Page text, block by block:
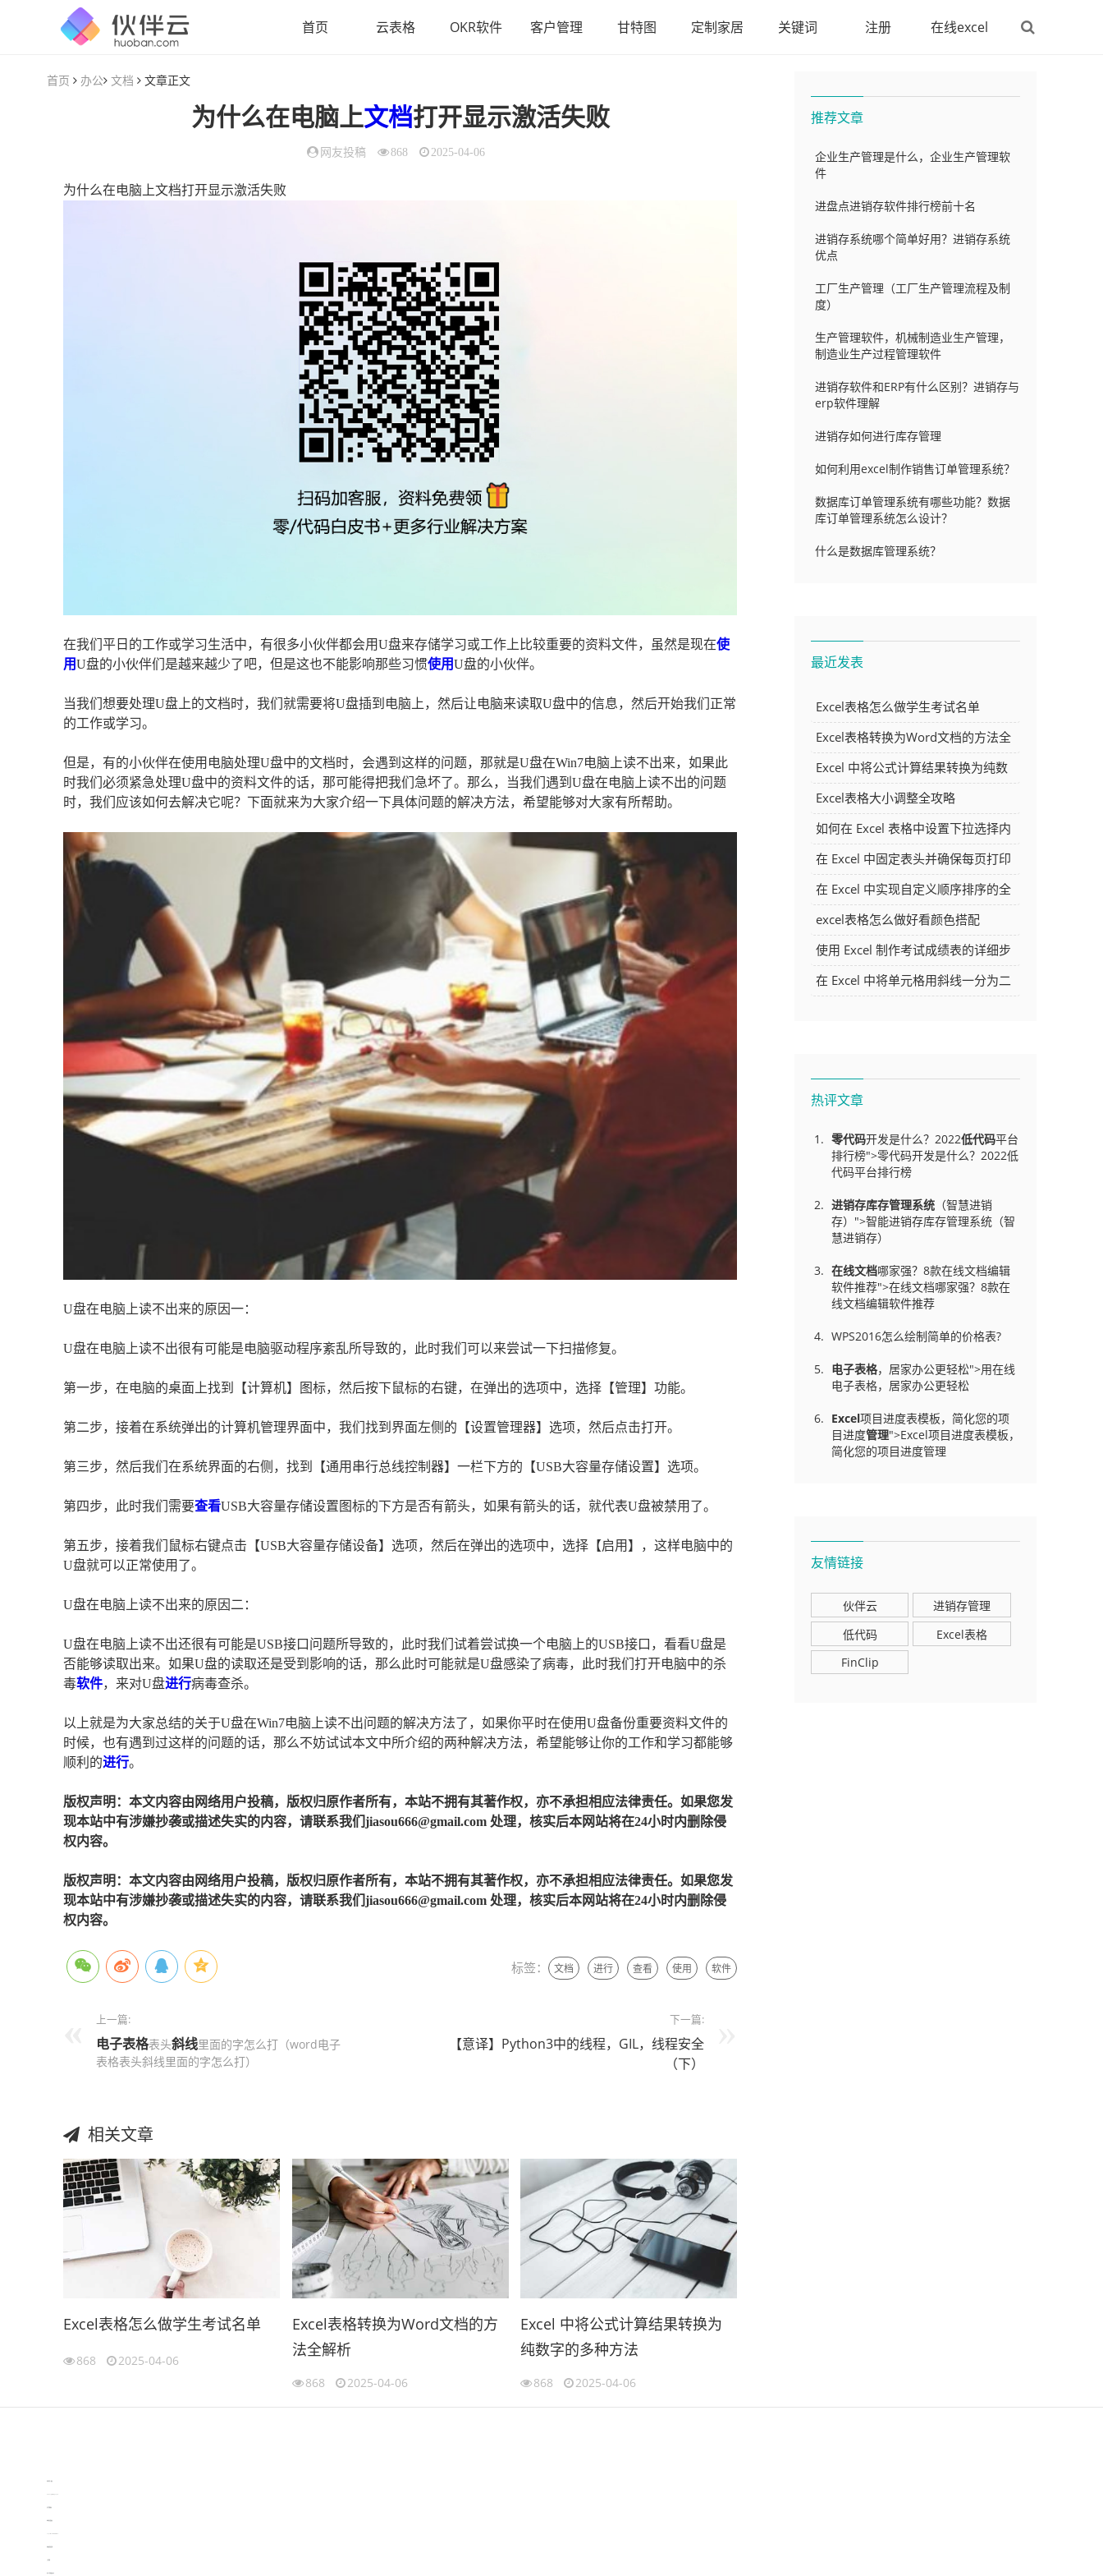
首页 云表格 OKR软件 客户管理 甘特图 定制家居 关键词 注册 在线excel
首页 办公 文档 文章正文
为什么在电脑上文档打开显示激活失败
网友投稿 868 2025-04-06
为什么在电脑上文档打开显示激活失败
在我们平日的工作或学习生活中，有很多小伙伴都会用U盘来存储学习或工作上比较重要的资料文件，虽然是现在使
用U盘的小伙伴们是越来越少了吧，但是这也不能影响那些习惯使用U盘的小伙伴。
当我们想要处理U盘上的文档时，我们就需要将U盘插到电脑上，然后让电脑来读取U盘中的信息，然后开始我们正常
的工作或学习。
但是，有的小伙伴在使用电脑处理U盘中的文档时，会遇到这样的问题，那就是U盘在Win7电脑上读不出来，如果此
时我们必须紧急处理U盘中的资料文件的话，那可能得把我们急坏了。那么，当我们遇到U盘在电脑上读不出的问题
时，我们应该如何去解决它呢？下面就来为大家介绍一下具体问题的解决方法，希望能够对大家有所帮助。
U盘在电脑上读不出来的原因一：
U盘在电脑上读不出很有可能是电脑驱动程序紊乱所导致的，此时我们可以来尝试一下扫描修复。
第一步，在电脑的桌面上找到【计算机】图标，然后按下鼠标的右键，在弹出的选项中，选择【管理】功能。
第二步，接着在系统弹出的计算机管理界面中，我们找到界面左侧的【设置管理器】选项，然后点击打开。
第三步，然后我们在系统界面的右侧，找到【通用串行总线控制器】一栏下方的【USB大容量存储设置】选项。
第四步，此时我们需要查看USB大容量存储设置图标的下方是否有箭头，如果有箭头的话，就代表U盘被禁用了。
第五步，接着我们鼠标右键点击【USB大容量存储设备】选项，然后在弹出的选项中，选择【启用】，这样电脑中的
U盘就可以正常使用了。
U盘在电脑上读不出来的原因二：
U盘在电脑上读不出还很有可能是USB接口问题所导致的，此时我们试着尝试换一个电脑上的USB接口，看看U盘是
否能够读取出来。如果U盘的读取还是受到影响的话，那么此时可能就是U盘感染了病毒，此时我们打开电脑中的杀
毒软件，来对U盘进行病毒查杀。
以上就是为大家总结的关于U盘在Win7电脑上读不出问题的解决方法了，如果你平时在使用U盘备份重要资料文件的
时候，也有遇到过这样的问题的话，那么不妨试试本文中所介绍的两种解决方法，希望能够让你的工作和学习都能够
顺利的进行。
版权声明：本文内容由网络用户投稿，版权归原作者所有，本站不拥有其著作权，亦不承担相应法律责任。如果您发
现本站中有涉嫌抄袭或描述失实的内容，请联系我们jiasou666@gmail.com 处理，核实后本网站将在24小时内删除侵
权内容。
版权声明：本文内容由网络用户投稿，版权归原作者所有，本站不拥有其著作权，亦不承担相应法律责任。如果您发
现本站中有涉嫌抄袭或描述失实的内容，请联系我们jiasou666@gmail.com 处理，核实后本网站将在24小时内删除侵
权内容。
标签： 文档 进行 查看 使用 软件
上一篇:
电子表格表头斜线里面的字怎么打（word电子
表格表头斜线里面的字怎么打）
下一篇:
【意译】Python3中的线程，GIL，线程安全
（下）
相关文章
Excel表格怎么做学生考试名单
868 2025-04-06
Excel表格转换为Word文档的方
法全解析
868 2025-04-06
Excel 中将公式计算结果转换为
纯数字的多种方法
868 2025-04-06
推荐文章
企业生产管理是什么，企业生产管理软
件
进盘点进销存软件排行榜前十名
进销存系统哪个简单好用？进销存系统
优点
工厂生产管理（工厂生产管理流程及制
度）
生产管理软件，机械制造业生产管理，
制造业生产过程管理软件
进销存软件和ERP有什么区别？进销存与
erp软件理解
进销存如何进行库存管理
如何利用excel制作销售订单管理系统？
数据库订单管理系统有哪些功能？数据
库订单管理系统怎么设计？
什么是数据库管理系统？
最近发表
Excel表格怎么做学生考试名单
Excel表格转换为Word文档的方法全
解析
Excel 中将公式计算结果转换为纯数
字的多种方法
Excel表格大小调整全攻略
如何在 Excel 表格中设置下拉选择内
容
在 Excel 中固定表头并确保每页打印
时都显示表头的方法详解
在 Excel 中实现自定义顺序排序的全
面指南
excel表格怎么做好看颜色搭配
使用 Excel 制作考试成绩表的详细步
骤及技巧
在 Excel 中将单元格用斜线一分为二
热评文章
零代码开发是什么？2022低代码平台
排行榜">零代码开发是什么？2022低
代码平台排行榜
进销存库存管理系统 （智慧进销
存）">智能进销存库存管理系统（智
慧进销存）
在线文档哪家强？8款在线文档编辑
软件推荐">在线文档哪家强？8款在
线文档编辑软件推荐
WPS2016怎么绘制简单的价格表?
电子表格，居家办公更轻松">用在线
电子表格，居家办公更轻松
Excel项目进度表模板，简化您的项
目进度管理">Excel项目进度表模板，
简化您的项目进度管理
友情链接
伙伴云
进销存管理
低代码
Excel表格
FinClip